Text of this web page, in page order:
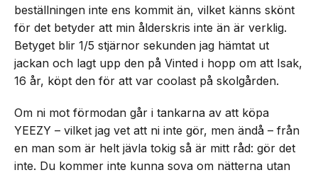
beställningen inte ens kommit än, vilket känns skönt
för det betyder att min ålderskris inte än är verklig.
Betyget blir 1/5 stjärnor sekunden jag hämtat ut
jackan och lagt upp den på Vinted i hopp om att Isak,
16 år, köpt den för att var coolast på skolgården.
Om ni mot förmodan går i tankarna av att köpa
YEEZY – vilket jag vet att ni inte gör, men ändå – från
en man som är helt jävla tokig så är mitt råd: gör det
inte. Du kommer inte kunna sova om nätterna utan